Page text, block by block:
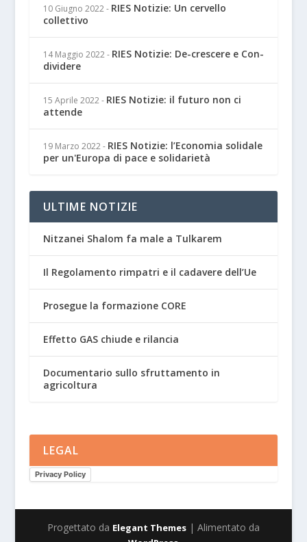
10 Giugno 2022 - RIES Notizie: Un cervello
collettivo
14 Maggio 2022 - RIES Notizie: De-crescere e Con-
dividere
15 Aprile 2022 - RIES Notizie: il futuro non ci
attende
19 Marzo 2022 - RIES Notizie: l’Economia solidale
per un'Europa di pace e solidarietà
ULTIME NOTIZIE
Nitzanei Shalom fa male a Tulkarem
Il Regolamento rimpatri e il cadavere dell’Ue
Prosegue la formazione CORE
Effetto GAS chiude e rilancia
Documentario sullo sfruttamento in
agricoltura
LEGAL
Privacy Policy
Progettato da Elegant Themes| Alimentato da